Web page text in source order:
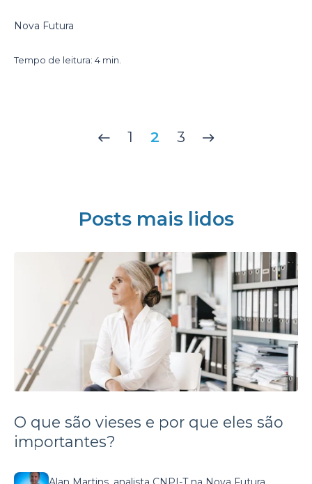
Nova Futura
Tempo de leitura: 4 min.
1 2 3
Posts mais lidos
O que são vieses e por que eles são
importantes?